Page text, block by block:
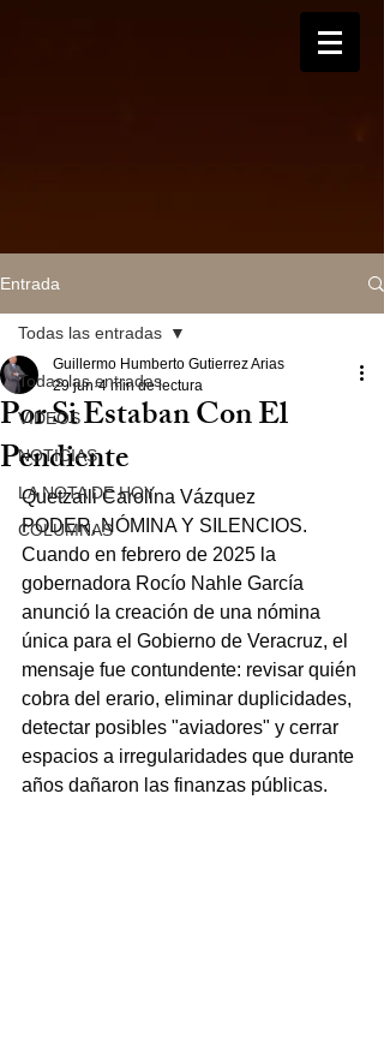
Entrada
Todas las entradas
VIDEOS
NOTICIAS
LA NOTA DE HOY
COLUMNAS
Todas las entradas
Por Si Estaban Con El
Pendiente
Guillermo Humberto Gutierrez Arias
29 jun 4 min de lectura
Quetzalli Carolina Vázquez
PODER, NÓMINA Y SILENCIOS.
Cuando en febrero de 2025 la
gobernadora Rocío Nahle García
anunció la creación de una nómina
única para el Gobierno de Veracruz, el
mensaje fue contundente: revisar quién
cobra del erario, eliminar duplicidades,
detectar posibles "aviadores" y cerrar
espacios a irregularidades que durante
años dañaron las finanzas públicas.